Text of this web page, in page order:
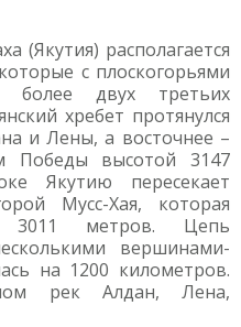
(Якутия) располагается
с плоскогорьями
более двух третьих
хребет протянулся
и Лены, а восточнее –
Победы высотой 3147
Якутию пересекает
Мусс-Хая, которая
3011 метров. Цепь
вершинами-
на 1200 километров.
рек Алдан, Лена,